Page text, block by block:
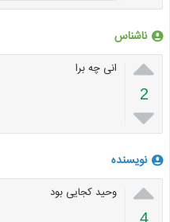
ناشناس

2

انی چه برا
نویسنده

4
وحید کجایی بود